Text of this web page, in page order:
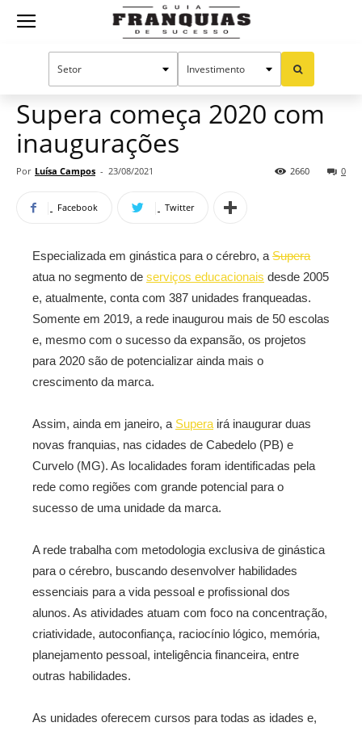
Guia
Mercado de franquias
Supera começa 2020 com
inaugurações
Por Luísa Campos - 23/08/2021 0
2660
Facebook Twitter
Especializada em ginástica para o cérebro, a Supera
atua no segmento de serviços educacionais desde 2005
e, atualmente, conta com 387 unidades franqueadas.
Somente em 2019, a rede inaugurou mais de 50 escolas
e, mesmo com o sucesso da expansão, os projetos
para 2020 são de potencializar ainda mais o
crescimento da marca.
Assim, ainda em janeiro, a Supera irá inaugurar duas
novas franquias, nas cidades de Cabedelo (PB) e
Curvelo (MG). As localidades foram identificadas pela
rede como regiões com grande potencial para o
sucesso de uma unidade da marca.
A rede trabalha com metodologia exclusiva de ginástica
para o cérebro, buscando desenvolver habilidades
essenciais para a vida pessoal e profissional dos
alunos. As atividades atuam com foco na concentração,
criatividade, autoconfiança, raciocínio lógico, memória,
planejamento pessoal, inteligência financeira, entre
outras habilidades.
As unidades oferecem cursos para todas as idades e,